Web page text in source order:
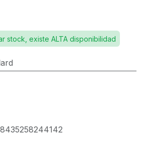
stock, existe ALTA disponibilidad
8435258244142